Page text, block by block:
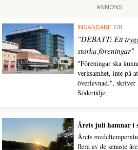
ANNONS
INSÄNDARE 7/8
"DEBATT: Ett
starka föreningar"
"Föreningar ska
verksamhet, inte på
överlevnad.", skriver
Södertälje.
Årets juli hamnar i
Årets
flera av de senaste